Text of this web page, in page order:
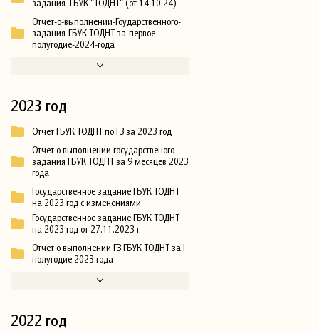
задания ГБУК "ТОДНТ" (от 14.10.24)
Отчет-о-выполнении-Гоударственного-
задания-ГБУК-ТОДНТ-за-первое-
полугодие-2024-года
2023 год
Отчет ГБУК ТОДНТ по ГЗ за 2023 год
Отчет о выполнении государственого
задания ГБУК ТОДНТ за 9 месяцев 2023
года
Государственное задание ГБУК ТОДНТ
на 2023 год с изменениями
Государственное задание ГБУК ТОДНТ
на 2023 год от 27.11.2023 г.
Отчет о выполнении ГЗ ГБУК ТОДНТ за I
полугодие 2023 года
2022 год